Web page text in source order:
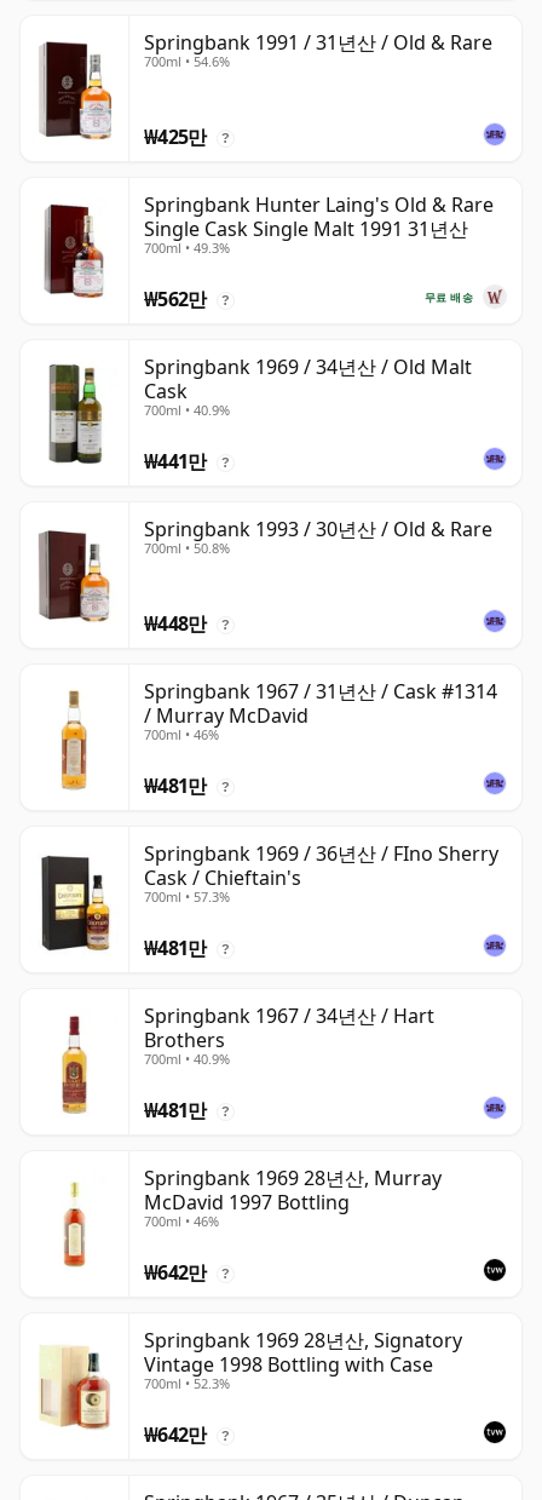
Springbank 1991 / 31년산 / Old & Rare
700ml • 54.6%
₩425만 ?
Springbank Hunter Laing's Old & Rare
Single Cask Single Malt 1991 31년산
700ml • 49.3%
무료 배송
₩562만 ?
Springbank 1969 / 34년산 / Old Malt
Cask
700ml • 40.9%
₩441만 ?
Springbank 1993 / 30년산 / Old & Rare
700ml • 50.8%
₩448만 ?
Springbank 1967 / 31년산 / Cask #1314
/ Murray McDavid
700ml • 46%
₩481만 ?
Springbank 1969 / 36년산 / FIno Sherry
Cask / Chieftain's
700ml • 57.3%
₩481만 ?
Springbank 1967 / 34년산 / Hart
Brothers
700ml • 40.9%
₩481만 ?
Springbank 1969 28년산, Murray
McDavid 1997 Bottling
700ml • 46%
₩642만 ?
Springbank 1969 28년산, Signatory
Vintage 1998 Bottling with Case
700ml • 52.3%
₩642만 ?